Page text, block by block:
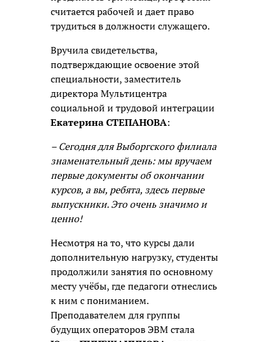
считается рабочей и дает право
трудиться в должности служащего.
Вручила свидетельства,
подтверждающие освоение этой
специальности, заместитель
директора Мультицентра
социальной и трудовой интеграции
Екатерина СТЕПАНОВА:
– Сегодня для Выборгского филиала
знаменательный день: мы вручаем
первые документы об окончании
курсов, а вы, ребята, здесь первые
выпускники. Это очень значимо и
ценно!
Несмотря на то, что курсы дали
дополнительную нагрузку, студенты
продолжили занятия по основному
месту учёбы, где педагоги отнеслись
к ним с пониманием.
Преподавателем для группы
будущих операторов ЭВМ стала